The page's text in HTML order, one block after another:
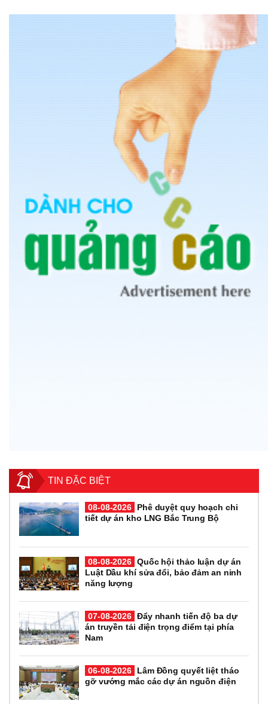
TIN ĐẶC BIỆT
08-08-2026
Phê duyệt quy hoạch chi
tiết dự án kho LNG Bắc Trung Bộ
08-08-2026 Quốc hội thảo luận dự án
Luật Dầu khí sửa đổi, bảo đảm an ninh
năng lượng
07-08-2026 Đẩy nhanh tiến độ ba dự
án truyền tải điện trọng điểm tại phía
Nam
06-08-2026
Lâm Đồng quyết liệt tháo
gỡ vướng mắc các dự án nguồn điện